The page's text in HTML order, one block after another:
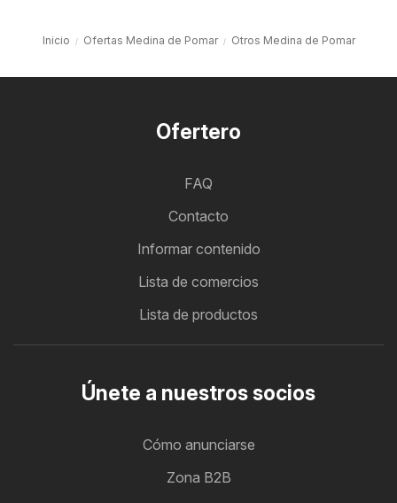
Inicio Ofertas Medina de Pomar Otros Medina de Pomar
Ofertero
FAQ
Contacto
Informar contenido
Lista de comercios
Lista de productos
Únete a nuestros socios
Cómo anunciarse
Zona B2B